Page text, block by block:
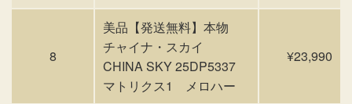
8
美品【発送無料】本物
チャイナ・スカイ
CHINA SKY 25DP5337
マトリクス1 メロハー
¥23,990